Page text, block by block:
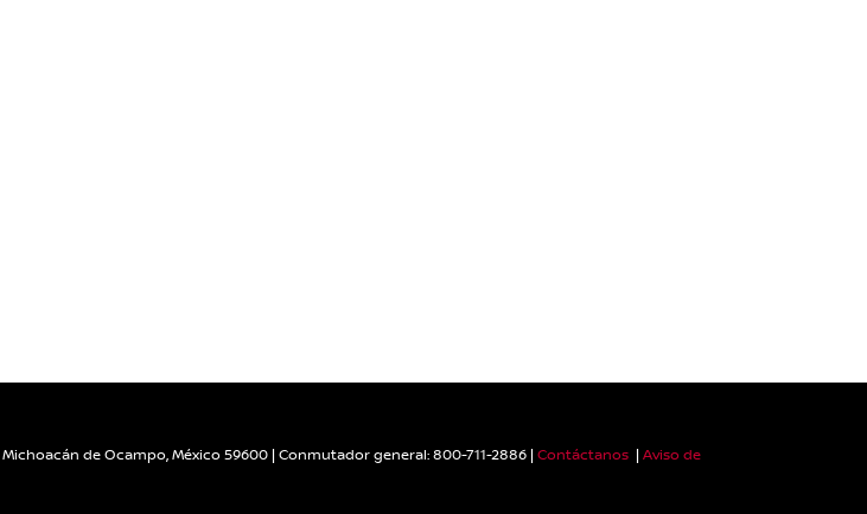
Michoacán de Ocampo,México 59600 | Conmutador general:800-711-2886 |Contáctanos |Aviso de